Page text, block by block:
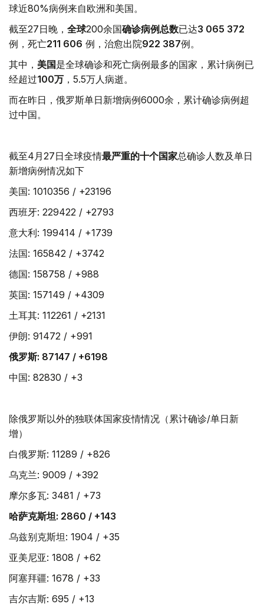
球近80%病例来自欧洲和美国。
截至27日晚， 全球200余国确诊病例总数已达3 065 372
例，死亡211 606 例，治愈出院922 387例。
其中， 美国是全球确诊和死亡病例最多的国家，累计病例已
经超过100万 ，5.5万人病逝。
而在昨日，俄罗斯单日新增病例6000余，累计确诊病例超
过中国。
截至4月27日全球疫情最严重的十个国家总确诊人数及单日
新增病例情况如下
美国: 1010356 / +23196
西班牙: 229422 / +2793
意大利: 199414 / +1739
法国: 165842 / +3742
德国: 158758 / +988
英国: 157149 / +4309
土耳其: 112261 / +2131
伊朗: 91472 / +991
俄罗斯: 87147 / +6198
中国: 82830 / +3
除俄罗斯以外的独联体国家疫情情况（累计确诊/单日新
增）
白俄罗斯: 11289 / +826
乌克兰: 9009 / +392
摩尔多瓦: 3481 / +73
哈萨克斯坦: 2860 / +143
乌兹别克斯坦: 1904 / +35
亚美尼亚: 1808 / +62
阿塞拜疆: 1678 / +33
吉尔吉斯: 695 / +13